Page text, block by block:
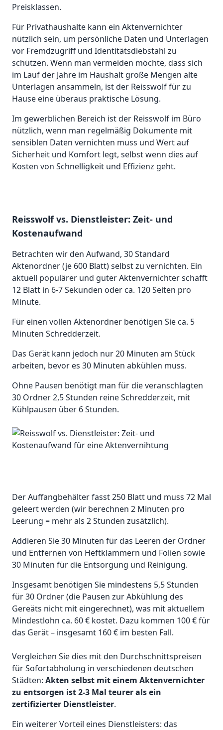
Preisklassen.
Für Privathaushalte kann ein Aktenvernichter
nützlich sein, um persönliche Daten und Unterlagen
vor Fremdzugriff und Identitätsdiebstahl zu
schützen. Wenn man vermeiden möchte, dass sich
im Lauf der Jahre im Haushalt große Mengen alte
Unterlagen ansammeln, ist der Reisswolf für zu
Hause eine überaus praktische Lösung.
Im gewerblichen Bereich ist der Reisswolf im Büro
nützlich, wenn man regelmäßig Dokumente mit
sensiblen Daten vernichten muss und Wert auf
Sicherheit und Komfort legt, selbst wenn dies auf
Kosten von Schnelligkeit und Effizienz geht.
Reisswolf vs. Dienstleister: Zeit- und
Kostenaufwand
Betrachten wir den Aufwand, 30 Standard
Aktenordner (je 600 Blatt) selbst zu vernichten. Ein
aktuell populärer und guter Aktenvernichter schafft
12 Blatt in 6-7 Sekunden oder ca. 120 Seiten pro
Minute.
Für einen vollen Aktenordner benötigen Sie ca. 5
Minuten Schredderzeit.
Das Gerät kann jedoch nur 20 Minuten am Stück
arbeiten, bevor es 30 Minuten abkühlen muss.
Ohne Pausen benötigt man für die veranschlagten
30 Ordner 2,5 Stunden reine Schredderzeit, mit
Kühlpausen über 6 Stunden.
Der Auffangbehälter fasst 250 Blatt und muss 72 Mal
geleert werden (wir berechnen 2 Minuten pro
Leerung = mehr als 2 Stunden zusätzlich).
Addieren Sie 30 Minuten für das Leeren der Ordner
und Entfernen von Heftklammern und Folien sowie
30 Minuten für die Entsorgung und Reinigung.
Insgesamt benötigen Sie mindestens 5,5 Stunden
für 30 Ordner (die Pausen zur Abkühlung des
Gereäts nicht mit eingerechnet), was mit aktuellem
Mindestlohn ca. 60 € kostet. Dazu kommen 100 € für
das Gerät – insgesamt 160 € im besten Fall.
Vergleichen Sie dies mit den Durchschnittspreisen
für Sofortabholung in verschiedenen deutschen
Städten: Akten selbst mit einem Aktenvernichter
zu entsorgen ist 2-3 Mal teurer als ein
zertifizierter Dienstleister.
Ein weiterer Vorteil eines Dienstleisters: das